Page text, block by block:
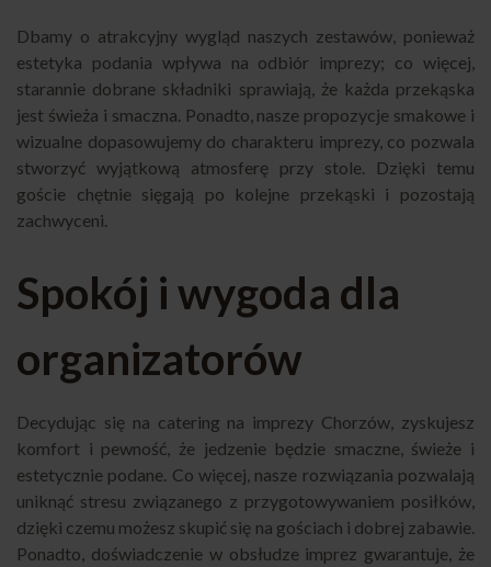
Dbamy o atrakcyjny wygląd naszych zestawów, ponieważ
estetyka podania wpływa na odbiór imprezy; co więcej,
starannie dobrane składniki sprawiają, że każda przekąska
jest świeża i smaczna. Ponadto, nasze propozycje smakowe i
wizualne dopasowujemy do charakteru imprezy, co pozwala
stworzyć wyjątkową atmosferę przy stole. Dzięki temu
goście chętnie sięgają po kolejne przekąski i pozostają
zachwyceni.
Spokój i wygoda dla
organizatorów
Decydując się na catering na imprezy Chorzów, zyskujesz
komfort i pewność, że jedzenie będzie smaczne, świeże i
estetycznie podane. Co więcej, nasze rozwiązania pozwalają
uniknąć stresu związanego z przygotowywaniem posiłków,
dzięki czemu możesz skupić się na gościach i dobrej zabawie.
Ponadto, doświadczenie w obsłudze imprez gwarantuje, że